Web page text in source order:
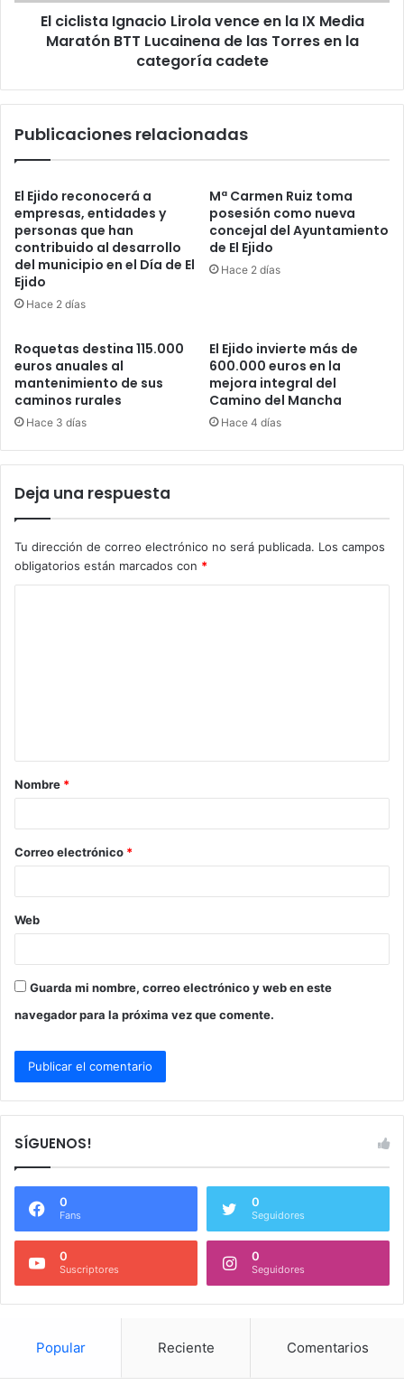
El ciclista Ignacio Lirola vence en la IX Media
Maratón BTT Lucainena de las Torres en la
categoría cadete
Publicaciones relacionadas
El Ejido reconocerá a
empresas, entidades y
personas que han
contribuido al desarrollo
del municipio en el Día de El
Ejido
Hace 2 días
Mª Carmen Ruiz toma
posesión como nueva
concejal del Ayuntamiento
de El Ejido
Hace 2 días
Roquetas destina 115.000
euros anuales al
mantenimiento de sus
caminos rurales
Hace 3 días
El Ejido invierte más de
600.000 euros en la
mejora integral del
Camino del Mancha
Hace 4 días
Deja una respuesta
Tu dirección de correo electrónico no será publicada. Los campos
obligatorios están marcados con *
a
r
*
Nombre *
Correo electrónico *
Web
Guarda mi nombre, correo electrónico y web en este
navegador para la próxima vez que comente.
SÍGUENOS!
0
Fans
0
Seguidores
0
Suscriptores
0
Seguidores
Popular Reciente Comentarios